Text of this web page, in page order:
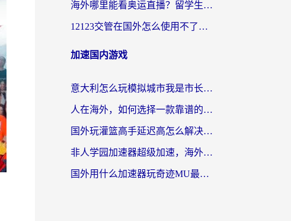
海外哪里能看奥运直播？留学生&海外华人必看的体育赛事观赛终极指南
12123交管在国外怎么使用不了？海外华人必看的无缝访问国内资源指南
加速国内游戏
意大利怎么玩模拟城市我是市长？海外党国服游戏加速终极攻略（附三国3量子特攻解决办法）
人在海外，如何选择一款靠谱的玩剑灵2加速器？
国外玩灌篮高手延迟高怎么解决？海外玩家国服游戏加速终极指南
非人学园加速器超级加速，海外玩家重返国服的通行证
国外用什么加速器玩奇迹MU最好？2026海外玩家国服游戏加速全攻略